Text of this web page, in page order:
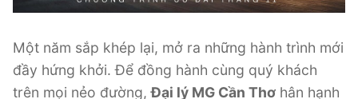
Một năm sắp khép lại, mở ra những hành trình mới
đầy hứng khởi. Để đồng hành cùng quý khách
trên mọi nẻo đường,Đại lý MG Cần Thơ hân hạnh